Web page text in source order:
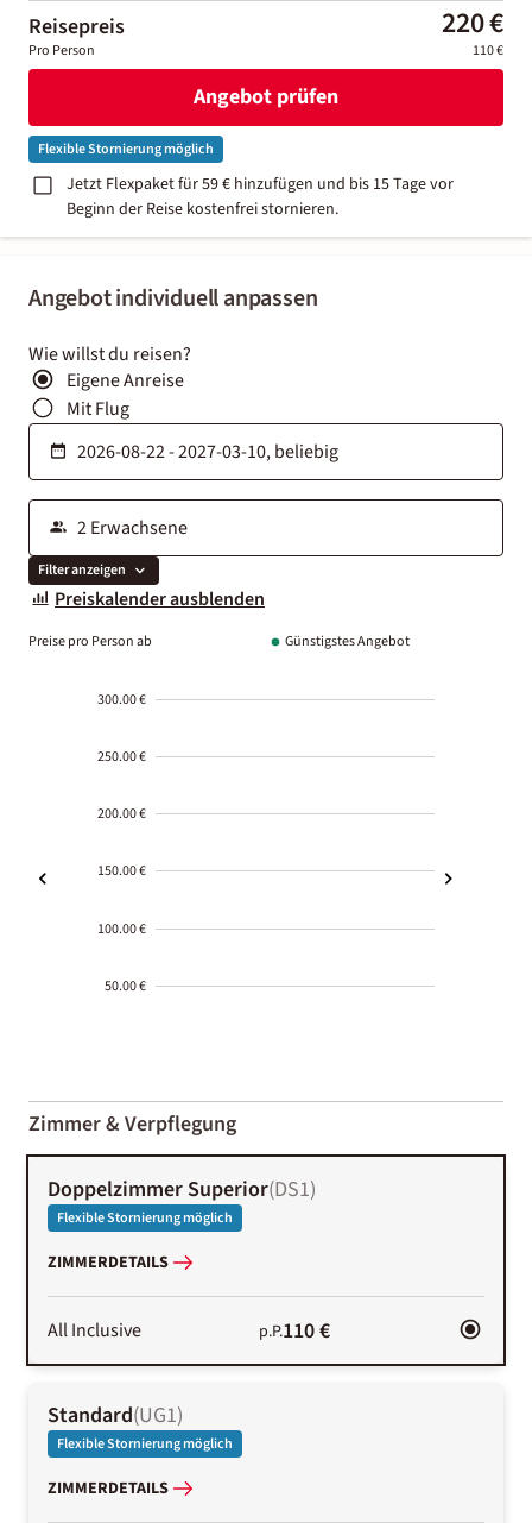
Angebot individuell anpassen
Wie willst du reisen?
Eigene Anreise
Mit Flug
Filter anzeigen
Preiskalender ausblenden
Preise pro Person ab Günstigstes Angebot
300.00 €
250.00 €
200.00 €
150.00 €
100.00 €
50.00 €
01-02
Zimmer & Verpflegung
Doppelzimmer Superior(DS1)
Flexible Stornierung möglich
ZIMMERDETAILS
All Inclusive p.P.110 €
Standard(UG1)
Flexible Stornierung möglich
ZIMMERDETAILS
Reisepreis 220 €
Pro Person 110 €
Angebot prüfen
Flexible Stornierung möglich
Jetzt Flexpaket für 59 € hinzufügen und bis 15 Tage vor
Beginn der Reise kostenfrei stornieren.